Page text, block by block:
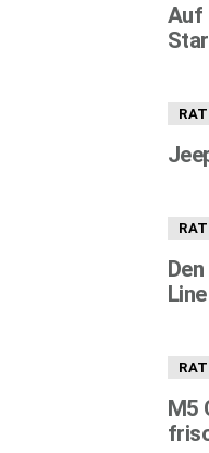
Auf
Line
M5